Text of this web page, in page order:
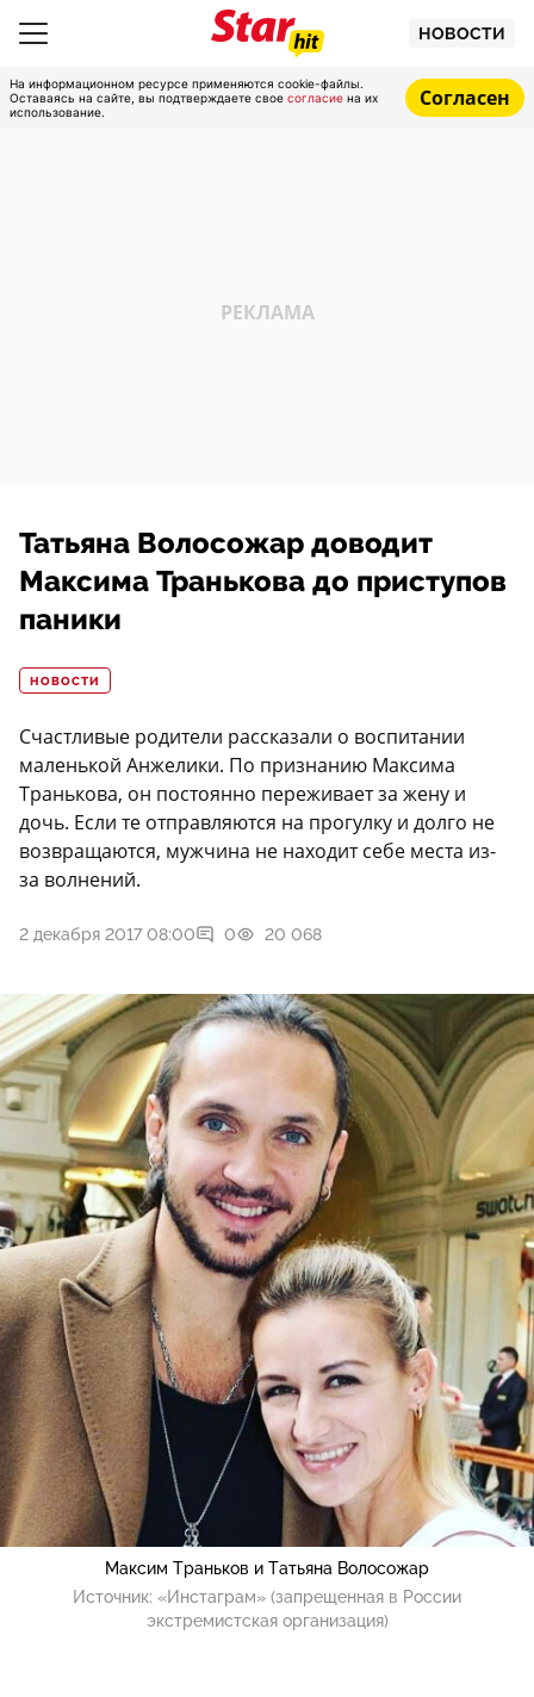
НОВОСТИ
На информационном ресурсе применяются cookie-файлы.
Оставаясь на сайте, вы подтверждаете свое согласие на их
использование.
Согласен
Татьяна Волосожар доводит
Максима Транькова до приступов
паники
НОВОСТИ
Счастливые родители рассказали о воспитании
маленькой Анжелики. По признанию Максима
Транькова, он постоянно переживает за жену и
дочь. Если те отправляются на прогулку и долго не
возвращаются, мужчина не находит себе места из-
за волнений.
2 декабря 2017 08:00 0 20 068
Максим Траньков и Татьяна Волосожар
Источник: «Инстаграм» (запрещенная в России
экстремистская организация)